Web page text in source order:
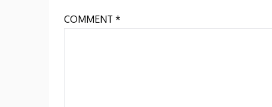
COMMENT *